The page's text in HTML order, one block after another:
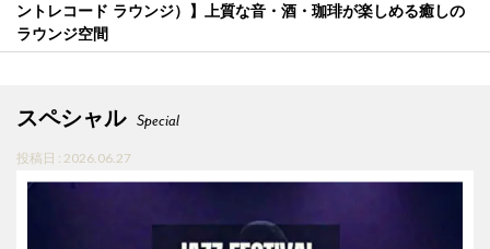
ントレコード ラウンジ）】上質な音・酒・珈琲が楽しめる癒しの
ラウンジ空間
スペシャル Special
投稿日 : 2026.06.27